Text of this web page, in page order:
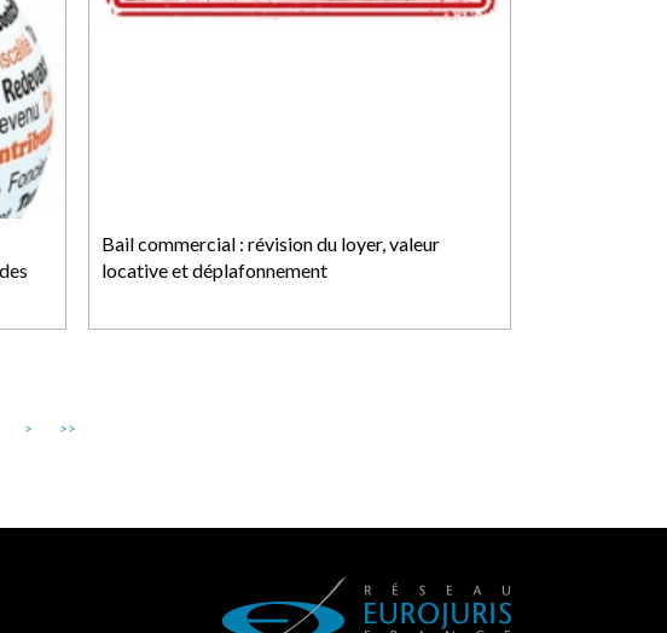
Bail commercial : révision du loyer, valeur
locative et déplafonnement
> >>